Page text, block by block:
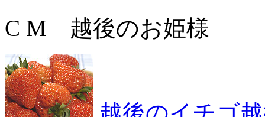
C M 越後のお姫様